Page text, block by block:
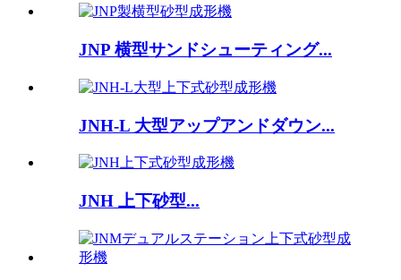
JNP 横型サンドシューティング...
JNH-L 大型アップアンドダウン...
JNH 上下砂型...